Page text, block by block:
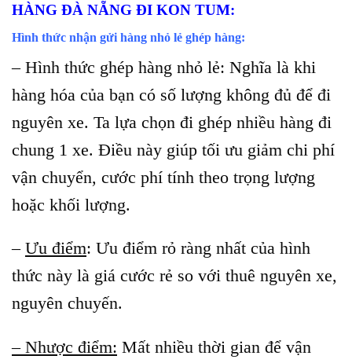
HÀNG ĐÀ NẴNG ĐI KON TUM:
Hình thức nhận gửi hàng nhỏ lẻ ghép hàng:
– Hình thức ghép hàng nhỏ lẻ: Nghĩa là khi
hàng hóa của bạn có số lượng không đủ để đi
nguyên xe. Ta lựa chọn đi ghép nhiều hàng đi
chung 1 xe. Điều này giúp tối ưu giảm chi phí
vận chuyển, cước phí tính theo trọng lượng
hoặc khối lượng.
– Ưu điểm: Ưu điểm rỏ ràng nhất của hình
thức này là giá cước rẻ so với thuê nguyên xe,
nguyên chuyến.
– Nhược điểm: Mất nhiều thời gian để vận